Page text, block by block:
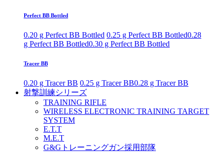
Perfect BB Bottled
0.20 g Perfect BB Bottled 0.25 g Perfect BB Bottled0.28
g Perfect BB Bottled0.30 g Perfect BB Bottled
Tracer BB
0.20 g Tracer BB 0.25 g Tracer BB0.28 g Tracer BB
射撃訓練シリーズ
TRAINING RIFLE
WIRELESS ELECTRONIC TRAINING TARGET
SYSTEM
E.T.T
M.E.T
G&Gトレーニングガン採用部隊